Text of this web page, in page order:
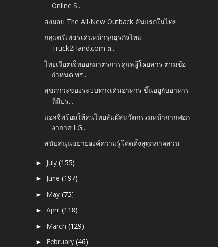
Online S...
ส่งมอบ The All-New Outback คันแรกในไทย
กลุ่มตรีเพชรเดินหน้ารุกธุรกิจใหม่
Truck2Hand.com ต...
ไทยเวียตเจ็ทออกมาตรการดูแลผู้โดยสาร ตามข้อ
กำหนด พร...
สุขภาวะของระบบทางเดินอาหาร ขึ้นอยู่กับอาหาร
ที่มีปร...
แอลจีพร้อมให้คนไทยสัมผัสนวัตกรรมหน้ากากฟอก
อากาศ LG...
สนับสนุนขยายองค์ความรู้โค้ดดิ้งสู่ทุกภาคส่วน
► July(155)
► June(197)
► May(73)
►April(118)
► March(129)
► February(46)